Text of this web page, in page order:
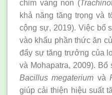
chim vàng non (
khả năng tăng trọng và
cộng sự, 2019). Việc bổ
vào khẩu phần thức ăn
đẩy sự tăng trưởng của
và Mohapatra, 2009).
Bacillus megaterium và
giúp cải thiện hiệu suất